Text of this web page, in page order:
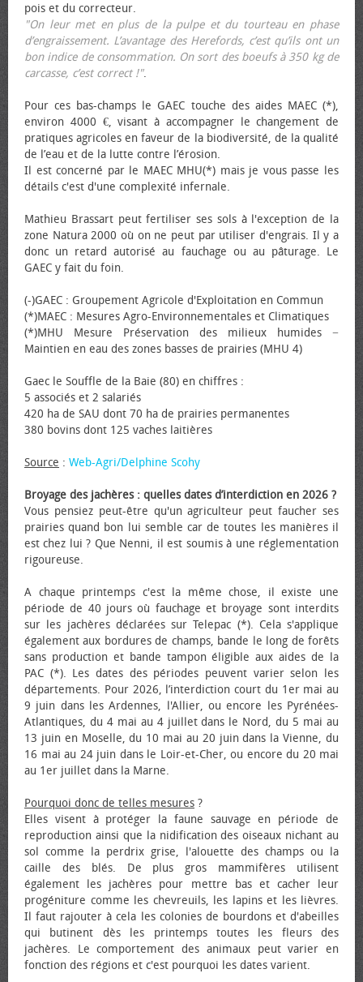
pois et du correcteur.
"On leur met en plus de la pulpe et du tourteau en phase
d’engraissement. L’avantage des Herefords, c’est qu’ils ont un
bon indice de consommation. On sort des bœufs à 350 kg de
carcasse, c’est correct !".
Pour ces bas-champs le GAEC touche des aides MAEC (*),
environ 4000 €, visant à accompagner le changement de
pratiques agricoles en faveur de la biodiversité, de la qualité
de l’eau et de la lutte contre l’érosion.
Il est concerné par le MAEC MHU(*) mais je vous passe les
détails c'est d'une complexité infernale.
Mathieu Brassart peut fertiliser ses sols à l'exception de la
zone Natura 2000 où on ne peut par utiliser d'engrais. Il y a
donc un retard autorisé au fauchage ou au pâturage. Le
GAEC y fait du foin.
(-)GAEC : Groupement Agricole d'Exploitation en Commun
(*)MAEC : Mesures Agro-Environnementales et Climatiques
(*)MHU Mesure Préservation des milieux humides −
Maintien en eau des zones basses de prairies (MHU 4)
Gaec le Souffle de la Baie (80) en chiffres :
5 associés et 2 salariés
420 ha de SAU dont 70 ha de prairies permanentes
380 bovins dont 125 vaches laitières
Source : Web-Agri/Delphine Scohy
Broyage des jachères : quelles dates d’interdiction en 2026 ?
Vous pensiez peut-être qu'un agriculteur peut faucher ses
prairies quand bon lui semble car de toutes les manières il
est chez lui ? Que Nenni, il est soumis à une réglementation
rigoureuse.
A chaque printemps c'est la même chose, il existe une
période de 40 jours où fauchage et broyage sont interdits
sur les jachères déclarées sur Telepac (*). Cela s'applique
également aux bordures de champs, bande le long de forêts
sans production et bande tampon éligible aux aides de la
PAC (*). Les dates des périodes peuvent varier selon les
départements. Pour 2026, l’interdiction court du 1er mai au
9 juin dans les Ardennes, l'Allier, ou encore les Pyrénées-
Atlantiques, du 4 mai au 4 juillet dans le Nord, du 5 mai au
13 juin en Moselle, du 10 mai au 20 juin dans la Vienne, du
16 mai au 24 juin dans le Loir-et-Cher, ou encore du 20 mai
au 1er juillet dans la Marne.
Pourquoi donc de telles mesures ?
Elles visent à protéger la faune sauvage en période de
reproduction ainsi que la nidification des oiseaux nichant au
sol comme la perdrix grise, l'alouette des champs ou la
caille des blés. De plus gros mammifères utilisent
également les jachères pour mettre bas et cacher leur
progéniture comme les chevreuils, les lapins et les lièvres.
Il faut rajouter à cela les colonies de bourdons et d'abeilles
qui butinent dès les printemps toutes les fleurs des
jachères. Le comportement des animaux peut varier en
fonction des régions et c'est pourquoi les dates varient.